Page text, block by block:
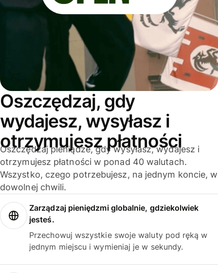
Oszczędzaj, gdy
wydajesz, wysyłasz i
otrzymujesz płatności
Oszczędzaj pieniądze, gdy wysyłasz, wydajesz i
otrzymujesz płatności w ponad 40 walutach.
Wszystko, czego potrzebujesz, na jednym koncie, w
dowolnej chwili.
Zarządzaj pieniędzmi globalnie, gdziekolwiek
jesteś.
Przechowuj wszystkie swoje waluty pod ręką w
jednym miejscu i wymieniaj je w sekundy.